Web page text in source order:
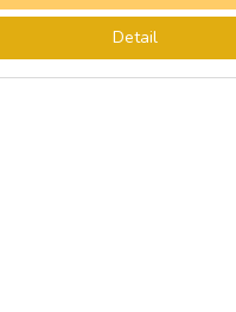
Detail